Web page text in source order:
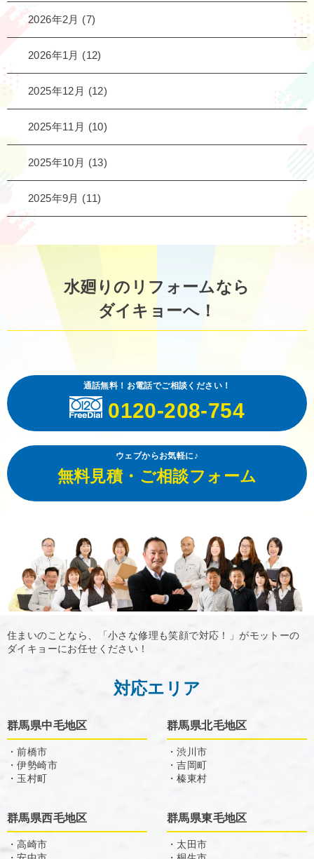
2026年2月 (7)
2026年1月 (12)
2025年12月 (12)
2025年11月 (10)
2025年10月 (13)
2025年9月 (11)
水廻りのリフォームなら
ダイキョーへ！
通話無料！お電話でご相談ください！
0120-208-754
ウェブからお気軽に♪
無料見積・ご相談フォーム
住まいのことなら、「小さな修理も笑顔で対応！」がモットーの
ダイキョーにお任せください！
対応エリア
群馬県中毛地区
・前橋市
・伊勢崎市
・玉村町
群馬県北毛地区
・渋川市
・吉岡町
・榛東村
群馬県西毛地区
・高崎市
群馬県東毛地区
・太田市